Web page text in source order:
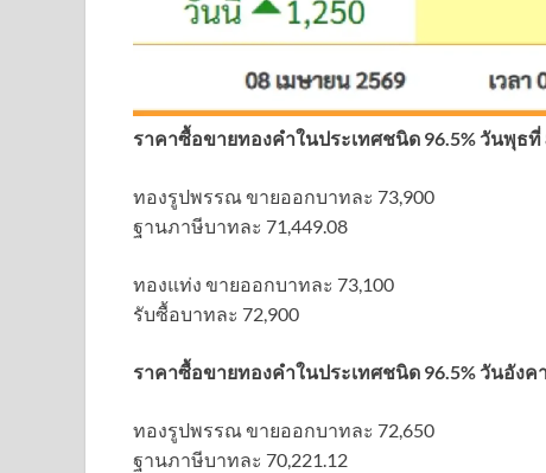
ราคาซื้อขายทองคําในประเทศชนิด 96.5% วันพุธที่
ทองรูปพรรณ ขายออกบาทละ 73,900
ฐานภาษีบาทละ 71,449.08
ทองแท่ง ขายออกบาทละ 73,100
รับซื้อบาทละ 72,900
ราคาซื้อขายทองคําในประเทศชนิด 96.5% วันอังค
ทองรูปพรรณ ขายออกบาทละ 72,650
ฐานภาษีบาทละ 70,221.12